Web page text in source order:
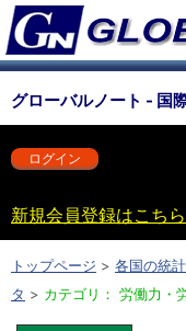
グローバルノート - 国
ログイン
新規会員登録はこち
トップページ > 各国の統
タ > カテゴリ： 労働力・